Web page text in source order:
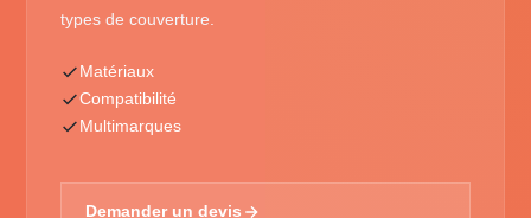
types de couverture.
Matériaux
Compatibilité
Multimarques
Demander un devis